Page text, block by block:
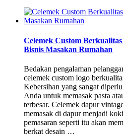
Celemek Custom
Bisnis Masakan Rumahan
Bedakan pengalaman
celemek custom logo
Kebersihan yang sangat
Anda untuk memasak pasta
terbesar. Celemek dapur
memasak di dapur menjadi
pemasaran seperti itu akan
berkat desain …